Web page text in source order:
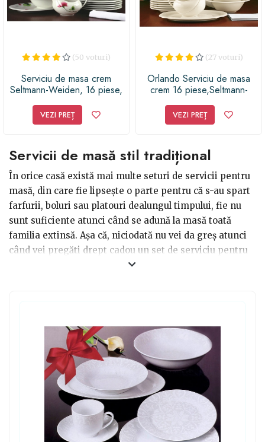
(50 voturi)
Serviciu de masa crem
Seltmann-Weiden, 16 piese,
Livorno
VEZI PREȚ
(27 voturi)
Orlando Serviciu de masa
crem 16 piese,Seltmann-
VEZI PREȚ
Servicii de masă stil tradițional
În orice casă există mai multe seturi de servicii pentru
masă, din care fie lipsește o parte pentru că s-au spart
farfurii, boluri sau platouri dealungul timpului, fie nu
sunt suficiente atunci când se adună la masă toată
familia extinsă. Așa că, niciodată nu vei da greș atunci
când vei pregăti drept cadou un set de serviciu pentru
masă. Mai mult, dacă nu știi foarte multe despre
casă dar mai ales, pe orice masă, indiferent de ocazie.